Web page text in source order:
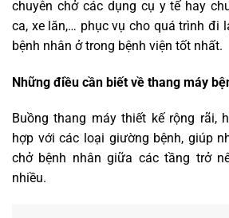
chuyên chở các dụng cụ y tế hay
ca, xe lăn,… phục vụ cho quá trình đi
bệnh nhân ở trong bệnh viện tốt nhất.
Những điều cần biết về thang máy
Buồng thang máy thiết kế rộng rãi,
hợp với các loại giường bệnh, giúp
chở bệnh nhân giữa các tầng trở
nhiều.